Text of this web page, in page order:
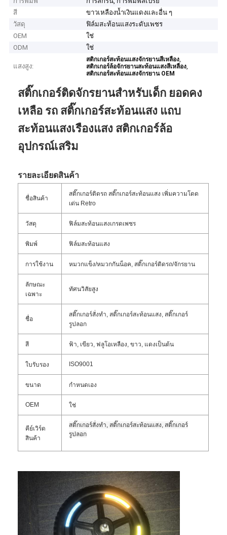
สี
ขาวเหลืองน้ำเงินแดงและอื่น ๆ
วัสดุ
ฟิล์มสะท้อนแสงระดับเพชร
OEM
ใช่
ODM
ใช่
แสงสูง:
สติกเกอร์สะท้อนแสงจักรยานสีเหลือง,
สติกเกอร์ล้อจักรยานสะท้อนแสงสีเหลือง,
สติกเกอร์สะท้อนแสงจักรยาน OEM
สติ๊กเกอร์ติดจักรยานสำหรับเด็ก ยอดคง
เหลือ รถ สติ๊กเกอร์สะท้อนแสง แถบ
สะท้อนแสงเรืองแสง สติกเกอร์ล้อ
อุปกรณ์เสริม
รายละเอียดสินค้า
ชื่อสินค้า
สติ๊กเกอร์ติดรถ สติ๊กเกอร์สะท้อนแสง เพิ่มความโดด
เด่น Retro
วัสดุ ฟิล์มสะท้อนแสงเกรดเพชร
พิมพ์ ฟิล์มสะท้อนแสง
การใช้งาน หมวกแข็ง/หมวกกันน็อค, สติ๊กเกอร์ติดรถ/จักรยาน
ลักษณะ
เฉพาะ
ทัศนวิสัยสูง
ชื่อ
สติ๊กเกอร์สั่งทำ, สติ๊กเกอร์สะท้อนแสง, สติ๊กเกอร์
รูปลอก
สี ฟ้า, เขียว, ฟลูโอเหลือง, ขาว, แดงเป็นต้น
ใบรับรอง ISO9001
ขนาด กำหนดเอง
OEM ใช่
คีย์เวิร์ด
สินค้า
สติ๊กเกอร์สั่งทำ, สติ๊กเกอร์สะท้อนแสง, สติ๊กเกอร์
รูปลอก